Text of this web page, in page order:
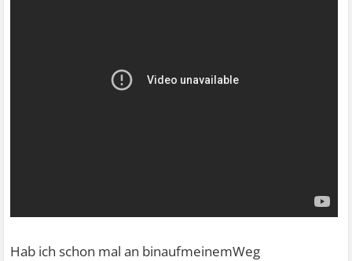
Hab ich schon mal an binaufmeinemWeg